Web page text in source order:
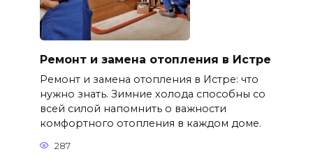
Ремонт и замена отопления в Истре
Ремонт и замена отопления в Истре: что
нужно знать. Зимние холода способны со
всей силой напомнить о важности
комфортного отопления в каждом доме.
287